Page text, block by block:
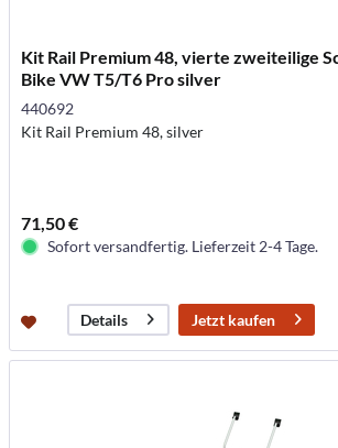
Kit Rail Premium 48, vierte zweiteilige
Bike VW T5/T6 Pro silver
440692
Kit Rail Premium 48, silver
71,50 €
Sofort versandfertig. Lieferzeit 2-4 Tage.
Details Jetzt kaufen